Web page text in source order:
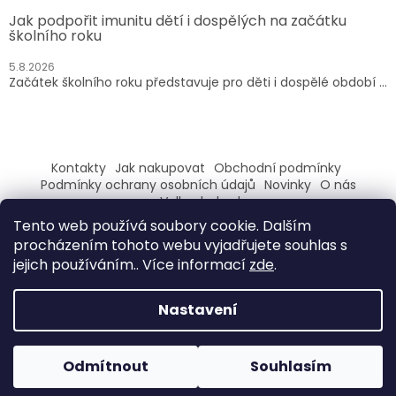
Tento web používá soubory cookie. Dalším
procházením tohoto webu vyjadřujete souhlas s
jejich používáním.. Více informací zde.
Nastavení
Odmítnout Souhlasím
Jak podpořit imunitu dětí i dospělých na začátku
školního roku
5.8.2026
Začátek školního roku představuje pro děti i dospělé období ...
Kontakty Jak nakupovat Obchodní podmínky
Podmínky ochrany osobních údajů Novinky O nás
Velkoobchod
ZAREGISTRUJ SE A ZÍSKEJ SLEVU 100,- NA PRVNÍ NÁKUP
Vytvořil Shoptet
Copyright 2026Evilo . Všechna práva vyhrazena.